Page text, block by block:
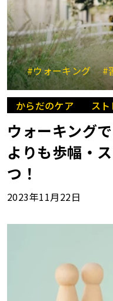
#ウォーキング #
からだのケア ス
ウォーキング
よりも歩幅・
つ！
2023年11月22日